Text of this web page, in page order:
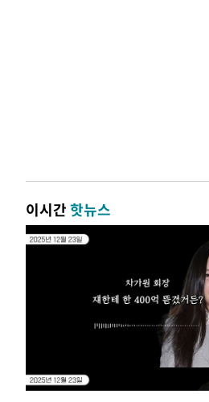
이시간핫뉴스